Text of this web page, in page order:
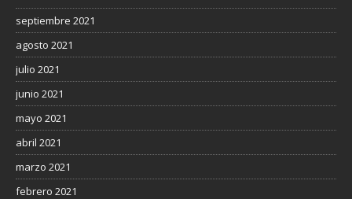
septiembre 2021
agosto 2021
julio 2021
junio 2021
mayo 2021
abril 2021
marzo 2021
febrero 2021